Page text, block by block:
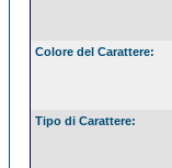
Colore del Carattere:
Tipo di Carattere: